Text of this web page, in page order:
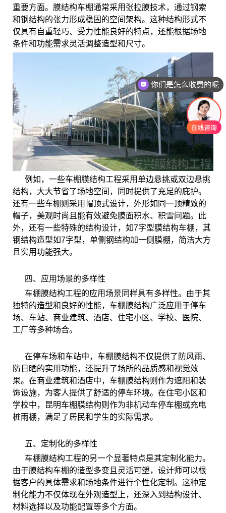
重要方面。膜结构车棚通常采用张拉膜技术，通过钢索
和钢结构的张力形成稳固的空间架构。这种结构形式不
仅具有自重轻巧、受力性能良好的特点，还能根据场地
条件和功能需求灵活调整造型和尺寸。
例如，一些车棚膜结构工程采用单边悬挑或双边悬挑
结构，大大节省了场地空间，同时提供了充足的庇护。
还有一些车棚则采用帽顶式设计，外形如同一顶精致的
帽子，美观时尚且能有效避免膜面积水、积雪问题。此
外，还有一些特殊的结构设计，如7字型膜结构车棚，其
钢结构造型如7字型，单侧钢结构加一侧膜棚，简洁大方
且实用功能强大。
四、应用场景的多样性
车棚膜结构工程的应用场景同样具有多样性。由于其
独特的造型和良好的性能，车棚膜结构广泛应用于停车
场、车站、商业建筑、酒店、住宅小区、学校、医院、
工厂等多种场合。
在停车场和车站中，车棚膜结构不仅提供了防风雨、
防日晒的实用功能，还提升了场所的品质感和视觉效
果。在商业建筑和酒店中，车棚膜结构则作为遮阳和装
饰设施，为客人提供了舒适的停车环境。在住宅小区和
学校中，昆明车棚膜结构则作为非机动车停车棚或充电
桩雨棚，满足了居民和学生的实际需求。
五、定制化的多样性
车棚膜结构工程的另一个显著特点是其定制化能力。
由于膜结构车棚的造型多变且灵活可塑，设计师可以根
据客户的具体需求和场地条件进行个性化定制。这种定
制化能力不仅体现在外观造型上，还深入到结构设计、
材料选择以及功能配置等多个方面。
你们是怎么收费的呢